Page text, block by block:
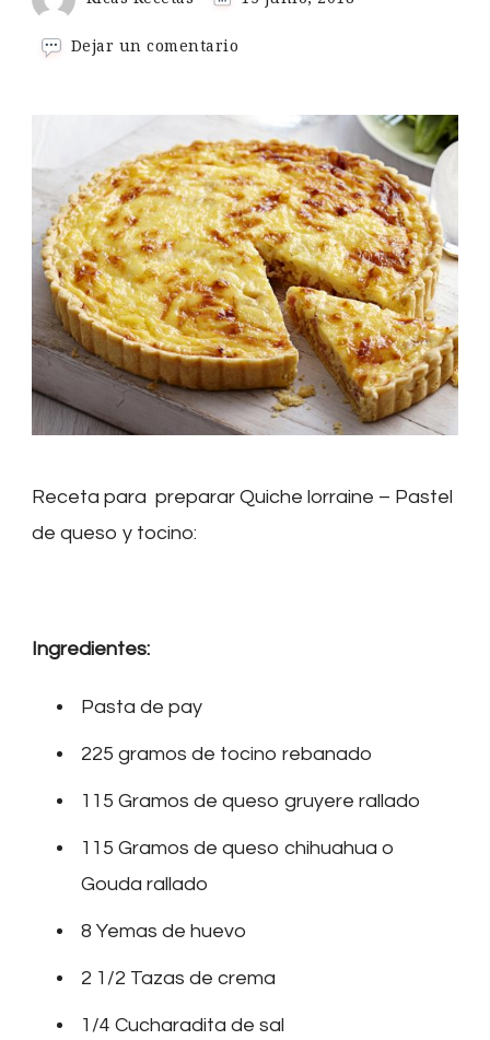
Dejar un comentario
Pastel
de
queso
y
tocino
Receta para preparar Quiche lorraine – Pastel
de queso y tocino:
Ingredientes:
Pasta de pay
225 gramos de tocino rebanado
115 Gramos de queso gruyere rallado
115 Gramos de queso chihuahua o
Gouda rallado
8 Yemas de huevo
2 1/2 Tazas de crema
1/4 Cucharadita de sal